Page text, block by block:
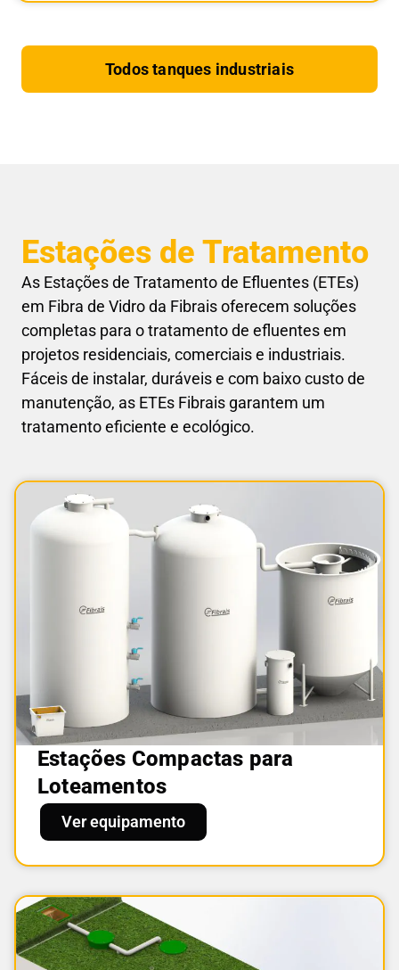
Todos tanques industriais
Estações de Tratamento
As Estações de Tratamento de Efluentes (ETEs)
em Fibra de Vidro da Fibrais oferecem soluções
completas para o tratamento de efluentes em
projetos residenciais, comerciais e industriais.
Fáceis de instalar, duráveis e com baixo custo de
manutenção, as ETEs Fibrais garantem um
tratamento eficiente e ecológico.
Estações Compactas para
Loteamentos
Ver equipamento